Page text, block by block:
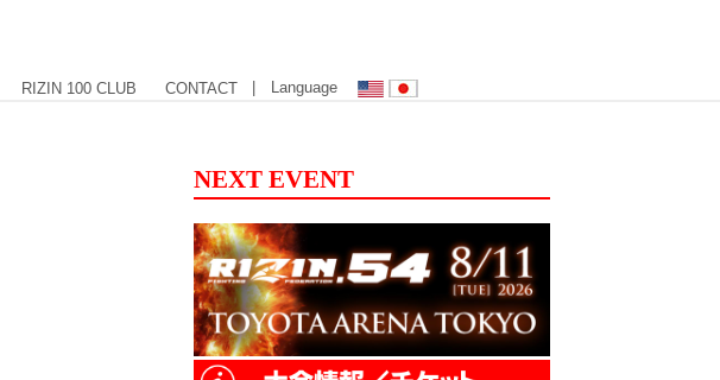
RIZIN 100 CLUB CONTACT | Language
NEXT EVENT